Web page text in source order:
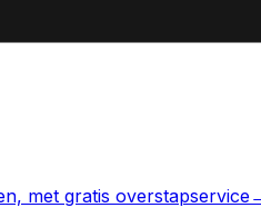
met gratis overstapservice